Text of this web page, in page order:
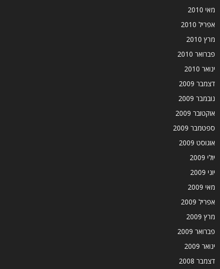
מאי 2010
אפריל 2010
מרץ 2010
פברואר 2010
ינואר 2010
דצמבר 2009
נובמבר 2009
אוקטובר 2009
ספטמבר 2009
אוגוסט 2009
יולי 2009
יוני 2009
מאי 2009
אפריל 2009
מרץ 2009
פברואר 2009
ינואר 2009
דצמבר 2008